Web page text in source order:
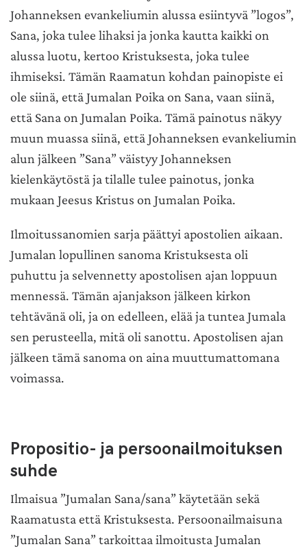
Johanneksen evankeliumin alussa esiintyvä ”logos”,
Sana, joka tulee lihaksi ja jonka kautta kaikki on
alussa luotu, kertoo Kristuksesta, joka tulee
ihmiseksi. Tämän Raamatun kohdan painopiste ei
ole siinä, että Jumalan Poika on Sana, vaan siinä,
että Sana on Jumalan Poika. Tämä painotus näkyy
muun muassa siinä, että Johanneksen evankeliumin
alun jälkeen ”Sana” väistyy Johanneksen
kielenkäytöstä ja tilalle tulee painotus, jonka
mukaan Jeesus Kristus on Jumalan Poika.
Ilmoitussanomien sarja päättyi apostolien aikaan.
Jumalan lopullinen sanoma Kristuksesta oli
puhuttu ja selvennetty apostolisen ajan loppuun
mennessä. Tämän ajanjakson jälkeen kirkon
tehtävänä oli, ja on edelleen, elää ja tuntea Jumala
sen perusteella, mitä oli sanottu. Apostolisen ajan
jälkeen tämä sanoma on aina muuttumattomana
voimassa.
Propositio- ja persoonailmoituksen
suhde
Ilmaisua ”Jumalan Sana/sana” käytetään sekä
Raamatusta että Kristuksesta. Persoonailmaisuna
”Jumalan Sana” tarkoittaa ilmoitusta Jumalan